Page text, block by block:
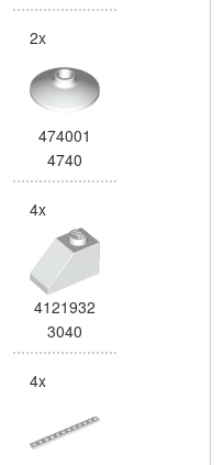
2x
474001
4740
4x
4121932
3040
4x